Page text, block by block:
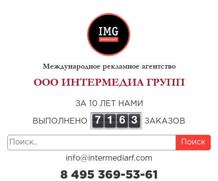
Международное рекламное агентство
ООО ИНТЕРМЕДИА ГРУПП
ЗА 10 ЛЕТ НАМИ
ВЫПОЛНЕНО 7 1 6 3 ЗАКАЗОВ
Поиск
info@intermediarf.com
8 495 369-53-61